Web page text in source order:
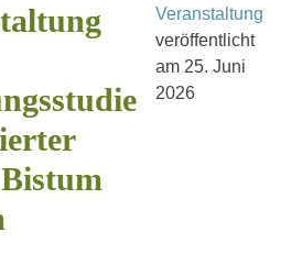
Veranstaltung
veröffentlicht
am 25. Juni
2026